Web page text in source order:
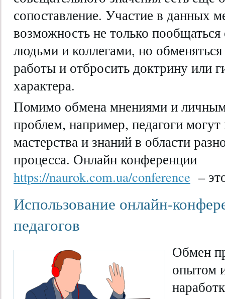
сопоставление. Участие в данных
возможность не только
людьми и коллегами, но обменяться
работы и отбросить доктрину или
характера.
Помимо обмена мнениями и
проблем, например, педагоги
мастерства и знаний в области
процесса. Онлайн конференции
https://naurok.com.ua/conference –
Использование онлайн-
педагогов
Обмен
опытом